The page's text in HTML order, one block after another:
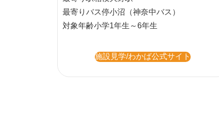
最寄り駅相模大野駅
最寄りバス停小沼（神奈中バス）